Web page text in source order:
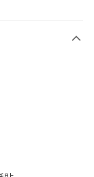
行
行